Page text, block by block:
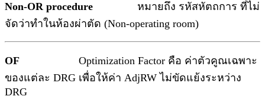
Non-OR procedure
หมายถึง รหัสหัตถการ ที่ไม่
จัดว่าทำในห้องผ่าตัด (Non-operating room)
OF
Optimization Factor คือ ค่าตัวคูณเฉพาะ
ของแต่ละ DRG เพื่อให้ค่า AdjRW ไม่ขัดแย้งระหว่าง
DRG